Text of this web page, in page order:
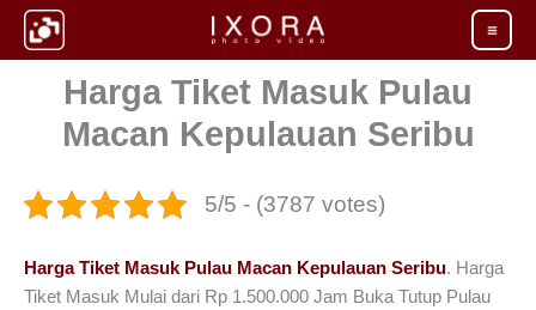
Skip
Harga Tiket Masuk Pulau
Macan Kepulauan Seribu
5/5 - (3787 votes)
Harga Tiket Masuk Pulau Macan Kepulauan Seribu. Harga
Tiket Masuk Mulai dari Rp 1.500.000 Jam Buka Tutup Pulau